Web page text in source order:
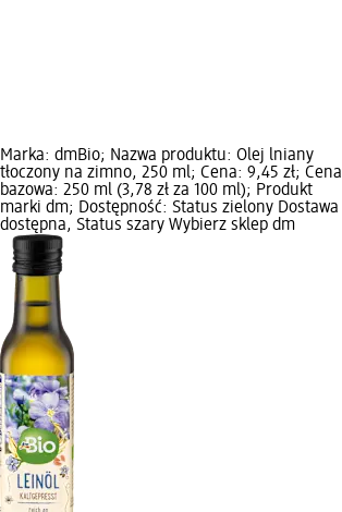
Marka: dmBio; Nazwa produktu: Olej lniany
tłoczony na zimno, 250 ml; Cena: 9,45 zł; Cena
bazowa: 250 ml (3,78 zł za 100 ml); Produkt
marki dm; Dostępność: Status zielony Dostawa
dostępna, Status szary Wybierz sklep dm